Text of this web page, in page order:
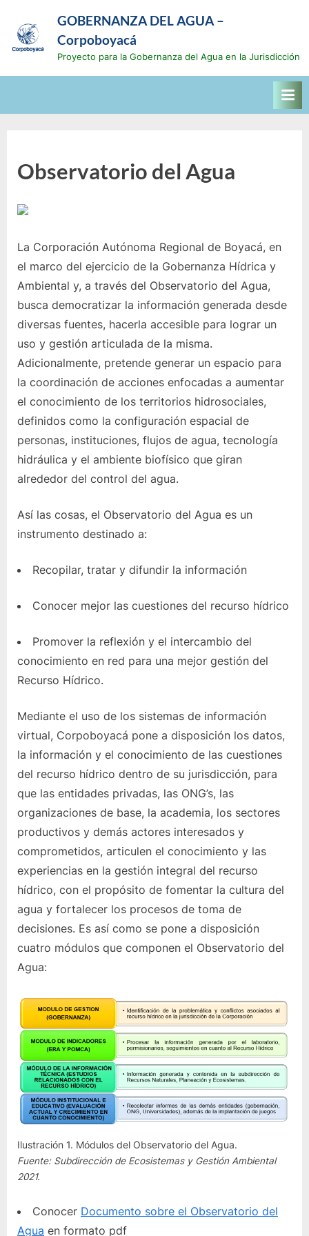
contenido
GOBERNANZA DEL AGUA –
Corpoboyacá
Proyecto para la Gobernanza del Agua en la Jurisdicción
Observatorio del Agua
La Corporación Autónoma Regional de Boyacá, en
el marco del ejercicio de la Gobernanza Hídrica y
Ambiental y, a través del Observatorio del Agua,
busca democratizar la información generada desde
diversas fuentes, hacerla accesible para lograr un
uso y gestión articulada de la misma.
Adicionalmente, pretende generar un espacio para
la coordinación de acciones enfocadas a aumentar
el conocimiento de los territorios hidrosociales,
definidos como la configuración espacial de
personas, instituciones, flujos de agua, tecnología
hidráulica y el ambiente biofísico que giran
alrededor del control del agua.
Así las cosas, el Observatorio del Agua es un
instrumento destinado a:
Recopilar, tratar y difundir la información
Conocer mejor las cuestiones del recurso hídrico
Promover la reflexión y el intercambio del
conocimiento en red para una mejor gestión del
Recurso Hídrico.
Mediante el uso de los sistemas de información
virtual, Corpoboyacá pone a disposición los datos,
la información y el conocimiento de las cuestiones
del recurso hídrico dentro de su jurisdicción, para
que las entidades privadas, las ONG’s, las
organizaciones de base, la academia, los sectores
productivos y demás actores interesados y
comprometidos, articulen el conocimiento y las
experiencias en la gestión integral del recurso
hídrico, con el propósito de fomentar la cultura del
agua y fortalecer los procesos de toma de
decisiones. Es así como se pone a disposición
cuatro módulos que componen el Observatorio del
Agua:
Ilustración 1. Módulos del Observatorio del Agua.
Fuente: Subdirección de Ecosistemas y Gestión Ambiental
2021.
Conocer Documento sobre el Observatorio del
Agua en formato pdf